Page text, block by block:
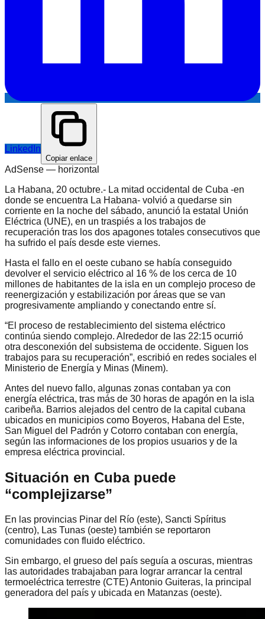
LinkedIn
Copiar enlace
AdSense — horizontal
La Habana, 20 octubre.- La mitad occidental de Cuba -en
donde se encuentra La Habana- volvió a quedarse sin
corriente en la noche del sábado, anunció la estatal Unión
Eléctrica (UNE), en un traspiés a los trabajos de
recuperación tras los dos apagones totales consecutivos que
ha sufrido el país desde este viernes.
Hasta el fallo en el oeste cubano se había conseguido
devolver el servicio eléctrico al 16 % de los cerca de 10
millones de habitantes de la isla en un complejo proceso de
reenergización y estabilización por áreas que se van
progresivamente ampliando y conectando entre sí.
“El proceso de restablecimiento del sistema eléctrico
continúa siendo complejo. Alrededor de las 22:15 ocurrió
otra desconexión del subsistema de occidente. Siguen los
trabajos para su recuperación”, escribió en redes sociales el
Ministerio de Energía y Minas (Minem).
Antes del nuevo fallo, algunas zonas contaban ya con
energía eléctrica, tras más de 30 horas de apagón en la isla
caribeña. Barrios alejados del centro de la capital cubana
ubicados en municipios como Boyeros, Habana del Este,
San Miguel del Padrón y Cotorro contaban con energía,
según las informaciones de los propios usuarios y de la
empresa eléctrica provincial.
Situación en Cuba puede
“complejizarse”
En las provincias Pinar del Río (este), Sancti Spíritus
(centro), Las Tunas (oeste) también se reportaron
comunidades con fluido eléctrico.
Sin embargo, el grueso del país seguía a oscuras, mientras
las autoridades trabajaban para lograr arrancar la central
termoeléctrica terrestre (CTE) Antonio Guiteras, la principal
generadora del país y ubicada en Matanzas (oeste).